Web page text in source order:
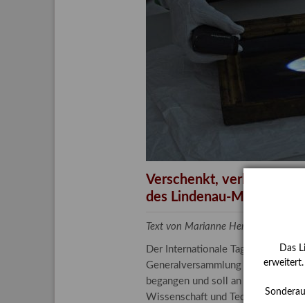
Verschenkt, verkauft,
des Lindenau-Museums
Text von Marianne Henke,
Der Internationale Tag der
Generalversammlung der
begangen und soll an die
Wissenschaft und Technologie
Das
erweitert.